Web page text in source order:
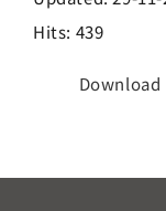
Hits: 439
Download